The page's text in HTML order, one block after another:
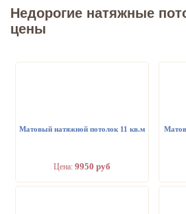
Недорогие натяжные
цены
Матовый натяжной потолок 11 кв.м
Цена: 9950 руб